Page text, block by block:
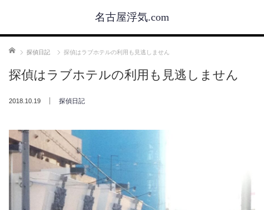
名古屋浮気.com
ホーム 探偵日記 探偵はラブホテルの利用も見逃しません
探偵はラブホテルの利用も見逃しません
2018.10.19 探偵日記